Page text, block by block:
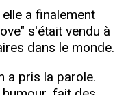
a finalement
s'était vendu à
dans le monde.
a pris la parole.